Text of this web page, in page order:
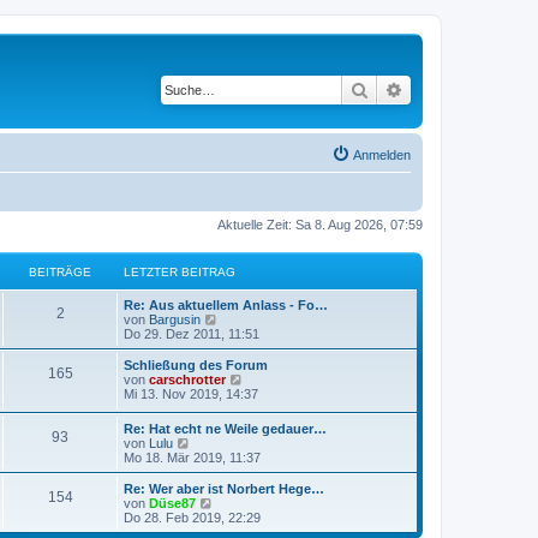
Suche
Anmelden
Aktuelle Zeit: Sa 8. Aug 2026, 07:59
BEITRÄGE LETZTER BEITRAG
2B
i
r
ä
g
e
L
e
t
z
t
e
r
e
i
t
r
a
g
Re: Aus aktuellem Anlass - Fo…
von Bargusin
e
u
e
s
t
e
r
B
i
t
r
g
Do 29. Dez 2011, 11:51
165B
r
ä
L
e
t
t
e
r
B
e
i
t
r
Schließung des Forum
von carschrotter
e
e
s
e
r
B
i
Mi 13. Nov 2019, 14:37
93
i
t
L
e
t
z
t
e
r
Re: Hat echt ne Weile gedauer…
von Lulu
e
u
e
s
t
Mo 18. Mär 2019, 11:37
154B
L
e
t
z
Re: Wer aber ist Norbert Hege…
von Düse87
e
u
Do 28. Feb 2019, 22:29